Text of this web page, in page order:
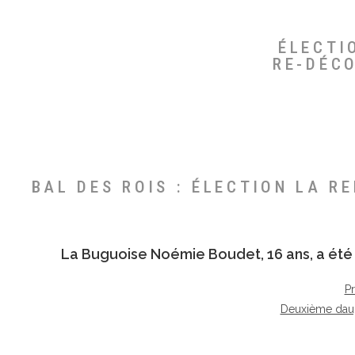
RE-
BAL DES ROIS : ÉLECTION LA
La Buguoise Noémie Boudet, 16 ans, a
Deuxième